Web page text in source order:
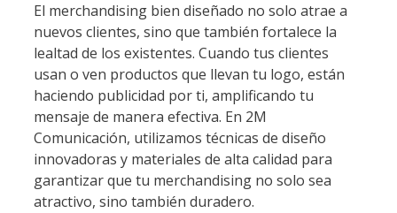
El merchandising bien diseñado no solo atrae a
nuevos clientes, sino que también fortalece la
lealtad de los existentes. Cuando tus clientes
usan o ven productos que llevan tu logo, están
haciendo publicidad por ti, amplificando tu
mensaje de manera efectiva. En 2M
Comunicación, utilizamos técnicas de diseño
innovadoras y materiales de alta calidad para
garantizar que tu merchandising no solo sea
atractivo, sino también duradero.